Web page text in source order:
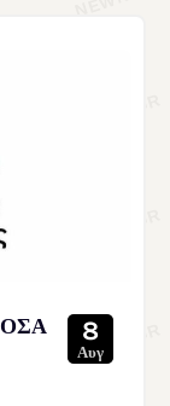
8
Αυγ